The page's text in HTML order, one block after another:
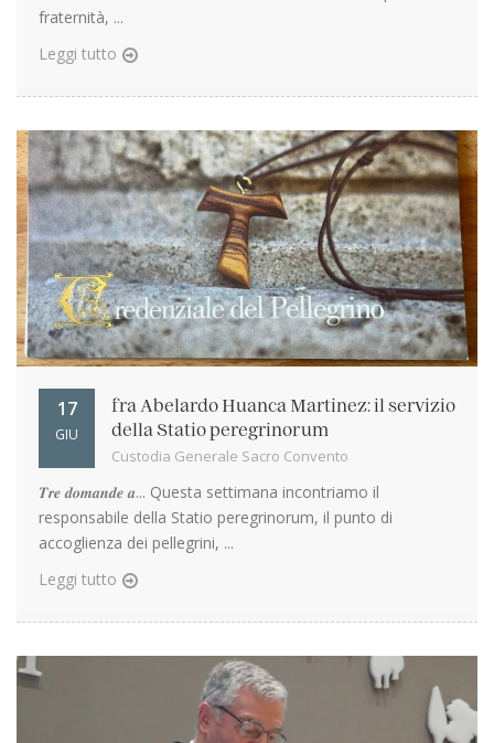
fraternità, ...
Leggi tutto
17
GIU
fra Abelardo Huanca Martinez: il servizio
della Statio peregrinorum
Custodia Generale Sacro Convento
𝑻𝒓𝒆 𝒅𝒐𝒎𝒂𝒏𝒅𝒆 𝒂... Questa settimana incontriamo il
responsabile della Statio peregrinorum, il punto di
accoglienza dei pellegrini, ...
Leggi tutto